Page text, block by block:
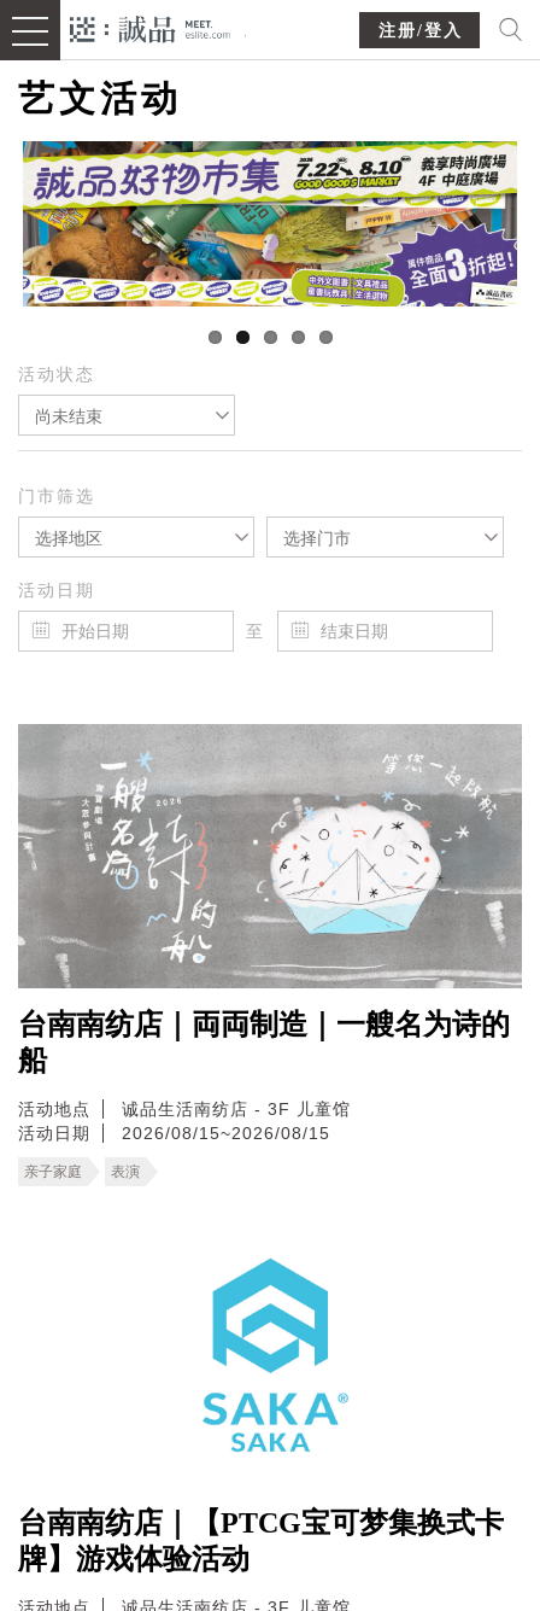
注册/登入
艺文活动
活动状态
尚未结束
门市筛选
选择地区 选择门市
活动日期
至
台南南纺店｜両両制造｜一艘名为诗的
船
活动地点
诚品生活南纺店 - 3F 儿童馆
活动日期
2026/08/15~2026/08/15
亲子家庭 表演
台南南纺店｜【PTCG宝可梦集换式卡
牌】游戏体验活动